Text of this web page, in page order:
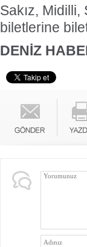
Sakız,
biletlerine
DENİZ